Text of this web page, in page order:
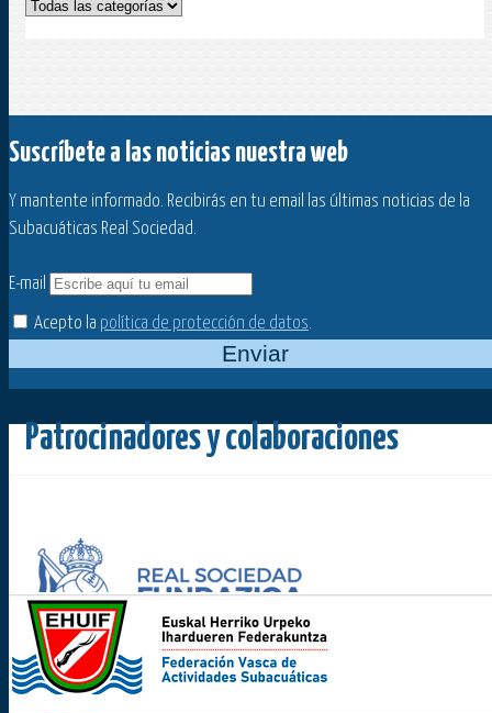
Suscríbete a las noticias nuestra web
Y mantente informado. Recibirás en tu email las últimas noticias de la
Subacuáticas Real Sociedad.
E-mail
Acepto la política de protección de datos.
Enviar
Patrocinadores y colaboraciones